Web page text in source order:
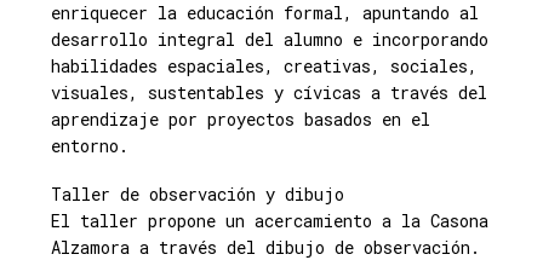
enriquecer la educación formal, apuntando al
desarrollo integral del alumno e incorporando
habilidades espaciales, creativas, sociales,
visuales, sustentables y cívicas a través del
aprendizaje por proyectos basados en el
entorno.
Taller de observación y dibujo
El taller propone un acercamiento a la Casona
Alzamora a través del dibujo de observación.